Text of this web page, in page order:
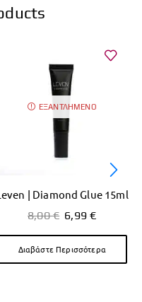
ΕΞΑΝΤΛΗΜΈΝΟ
| Diamond Glue 15ml
8,00€ 6,99€
Διαβάστε Περισσότερα